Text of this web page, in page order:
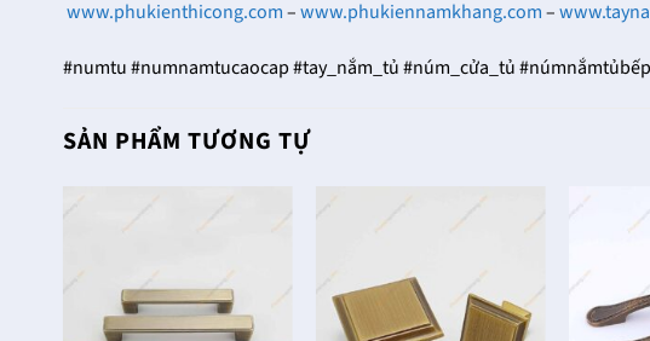
www.phukienthicong.com–www.phukiennamkhang.com–
#numtu #numnamtucaocap #tay_nắm_tủ #núm_cửa_tủ #númnắmtủbếp
SẢN PHẨM TƯƠNG TỰ